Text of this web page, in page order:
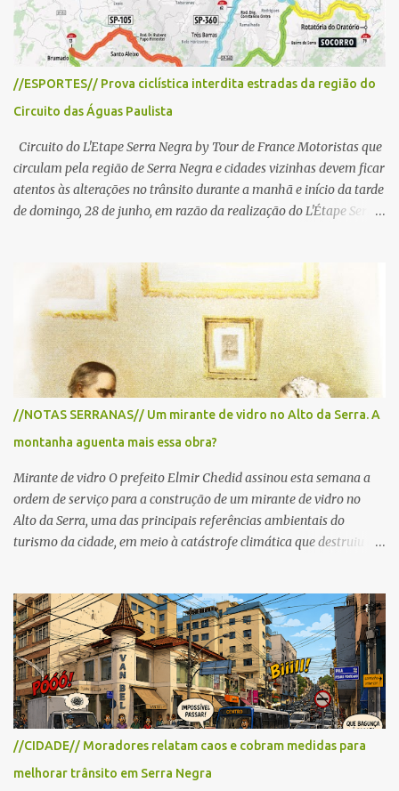
s
//ESPORTES// Prova ciclística interdita estradas da região do
Circuito das Águas Paulista
Circuito do L'Etape Serra Negra by Tour de France Motoristas que
circulam pela região de Serra Negra e cidades vizinhas devem ficar
atentos às alterações no trânsito durante a manhã e início da tarde
de domingo, 28 de junho, em razão da realização do L'Étape Serra
reunirá atletas de diferentes regiões do país e terá percursos
passando pelos municípios de Serra Negra, Amparo, Monte Alegre
do Sul, Lindoia e Socorro. Para garantir a segurança dos
participantes e do público, diversos trechos de rodovias e estradas
da região serão interditados temporariamente ao longo da prova.
A largada será na Rua Coronel Pedro Penteado, em Serra Negra,
cronograma da organização e de todas as prefeituras envolvidas,
as interdições ocorrerão de forma programada e os trechos serão
//NOTAS SERRANAS// Um mirante de vidro no Alto da Serra. A
montanha aguenta mais essa obra?
Mirante de vidro O prefeito Elmir Chedid assinou esta semana a
ordem de serviço para a construção de um mirante de vidro no
Alto da Serra, uma das principais referências ambientais do
turismo da cidade, em meio à catástrofe climática que destruiu o
ambiental nas políticas públicas. Preservação permanente O Alto
da Serra está localizado em uma das Áreas de Preservação
Permanente no município, chamadas de APP no Código Florestal
Brasileiro, Lei nº 12.651/12. As APPS são protegidas com a função
ambiental de preservar os recursos hídricos, a paisagem, a
proteção do solo e a biodiversidade para assegurar a qualidade de
transmissão de televisão e telefonia celular, contêineres de uso
comercial, sanitário público, pequenas construções e uma rampa
//CIDADE// Moradores relatam caos e cobram medidas para
melhorar trânsito em Serra Negra